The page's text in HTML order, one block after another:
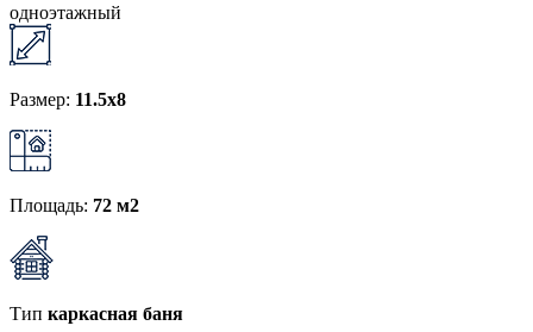
одноэтажный
Размер: 11.5х8
Площадь: 72 м2
Тип каркасная баня